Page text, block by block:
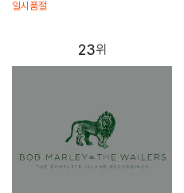
일시품절
23